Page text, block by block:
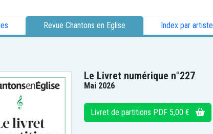
Revue Chantons en Eglise Index par artiste
Le Livret numérique n°227
Mai 2026
Livret de partitions PDF 5,00 €